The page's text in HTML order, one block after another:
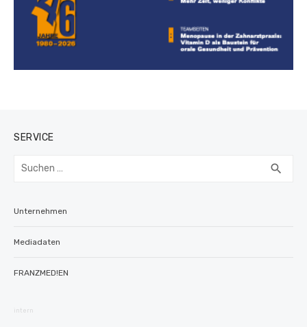
SERVICE
Suchen
search
Unternehmen
Mediadaten
FRANZMED!EN
intern